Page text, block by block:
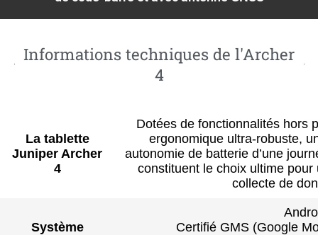
Informations techniques de l'Archer
4
La tablette
Juniper Archer
4
Dotées de fonctionnalités hors
ergonomique ultra-robuste,
autonomie de batterie d’une
constituent le choix ultime pour
collecte de
Système
Certifié GMS (Google